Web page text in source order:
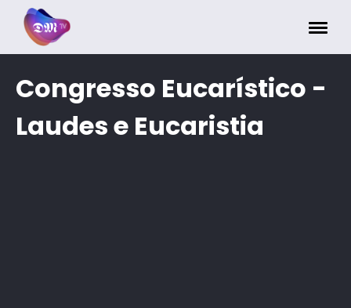
Congresso Eucarístico -
Laudes e Eucaristia
Painel de Gerenciamento de Cookies